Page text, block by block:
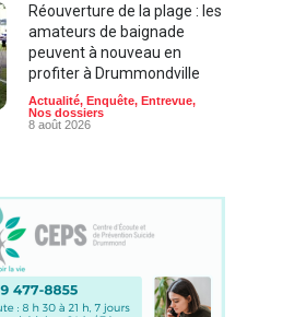
Réouverture de la plage : les
amateurs de baignade
peuvent à nouveau en
profiter à Drummondville
Actualité, Enquête, Entrevue,
Nos dossiers
8 août 2026